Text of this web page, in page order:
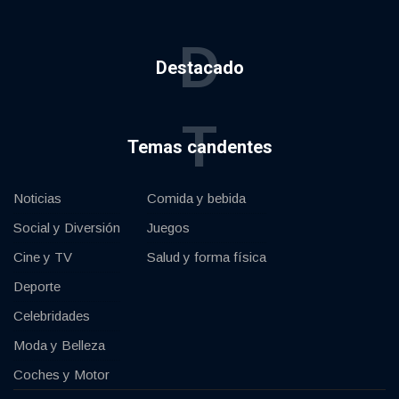
Destacado
D
Temas candentes
T
Noticias
Social y Diversión
Cine y TV
Deporte
Celebridades
Moda y Belleza
Coches y Motor
Comida y bebida
Juegos
Salud y forma física